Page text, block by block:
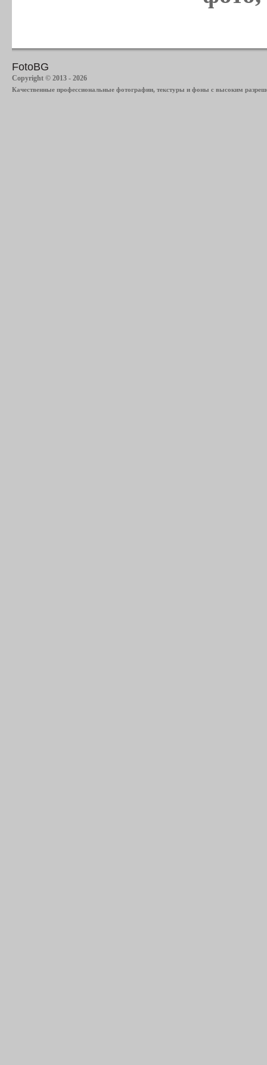
FotoBG
Copyright © 2013 - 2026
Качественные профессиональные фотографии, текстуры и фоны с высоким